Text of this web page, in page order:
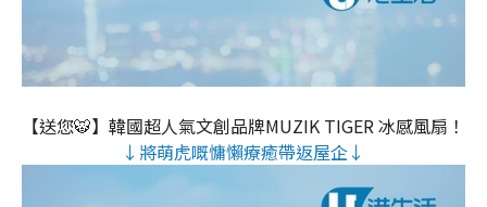
【送您🐯】韓國超人氣文創品牌MUZIK TIGER 冰感風扇！
↓將萌虎嘅慵懶療癒帶返屋企↓